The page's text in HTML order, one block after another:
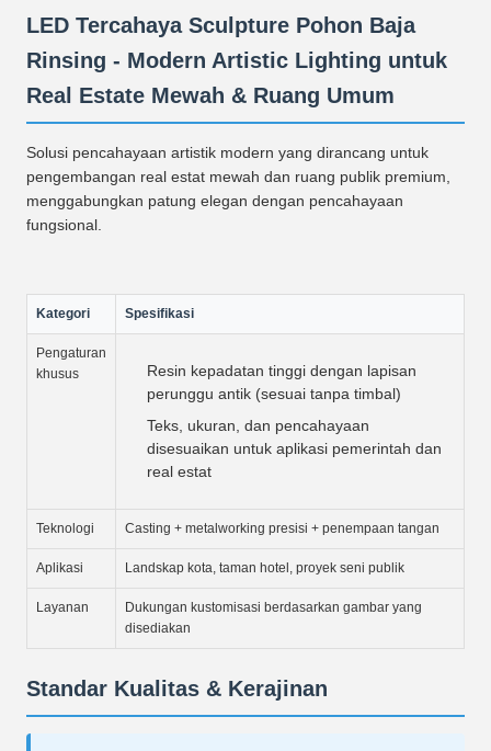
LED Tercahaya Sculpture Pohon Baja
Rinsing - Modern Artistic Lighting untuk
Real Estate Mewah & Ruang Umum
Solusi pencahayaan artistik modern yang dirancang untuk
pengembangan real estat mewah dan ruang publik premium,
menggabungkan patung elegan dengan pencahayaan
fungsional.
Kategori Spesifikasi
Pengaturan
khusus
Resin kepadatan tinggi dengan lapisan
perunggu antik (sesuai tanpa timbal)
Teks, ukuran, dan pencahayaan
disesuaikan untuk aplikasi pemerintah dan
real estat
Teknologi Casting + metalworking presisi + penempaan tangan
Aplikasi Landskap kota, taman hotel, proyek seni publik
Layanan
Dukungan kustomisasi berdasarkan gambar yang
disediakan
Standar Kualitas & Kerajinan